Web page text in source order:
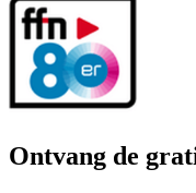
Ontvang de